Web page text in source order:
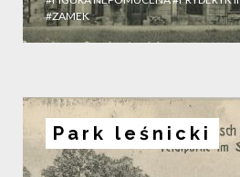
#ZAMEK
Park leśnicki